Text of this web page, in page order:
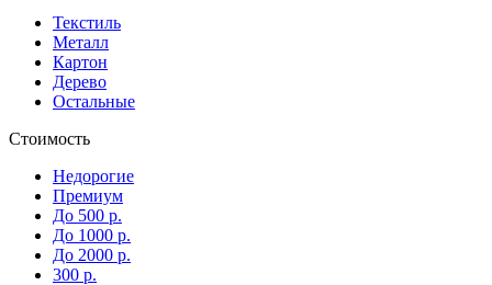
Текстиль
Металл
Картон
Дерево
Остальные
Стоимость
Недорогие
Премиум
До 500 р.
До 1000 р.
До 2000 р.
300 р.